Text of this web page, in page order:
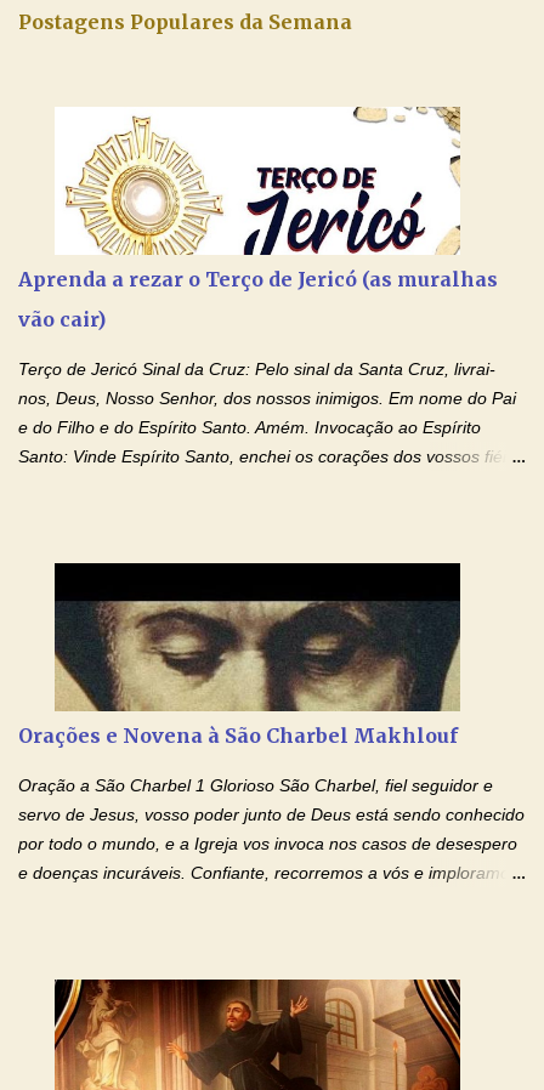
Postagens Populares da Semana
Aprenda a rezar o Terço de Jericó (as muralhas
vão cair)
Terço de Jericó Sinal da Cruz: Pelo sinal da Santa Cruz, livrai-
nos, Deus, Nosso Senhor, dos nossos inimigos. Em nome do Pai
e do Filho e do Espírito Santo. Amém. Invocação ao Espírito
Santo: Vinde Espírito Santo, enchei os corações dos vossos fiéis
o mesmo Espírito e gozemos sempre da sua consolação. Por
Cristo, Senhor Nosso. Amém. Creio: Creio em Deus Pai Todo-
Poderoso, Criador do céu e da terra; e em Jesus Cristo, seu
único Filho, nosso Senhor; que foi concebido pelo poder do Espí­
rito Santo; nasceu da Virgem Maria, padeceu sob Pôncio Pilatos,
foi crucificado, morto e sepultado. Desceu à mansão dos mortos;
ressuscitou ao terceiro dia; subiu aos céus, está sentado à direita
de Deus Pai todo-poderoso, donde há de vir a julgar os v...
Orações e Novena à São Charbel Makhlouf
Oração a São Charbel 1 Glorioso São Charbel, fiel seguidor e
servo de Jesus, vosso poder junto de Deus está sendo conhecido
por todo o mundo, e a Igreja vos invoca nos casos de desespero
e doenças incuráveis. Confiante, recorremos a vós e imploramos
Queremos sempre lembrar-nos deste favor, da vossa intercessão
e invocar-vos como nosso patrono, para maior glória de Deus e o
bem de nossas almas. São Charbel! Rogai por Nós e por todos
aqueles que invocam o vosso nome e auxílio. Amén. Oração 2 Ó